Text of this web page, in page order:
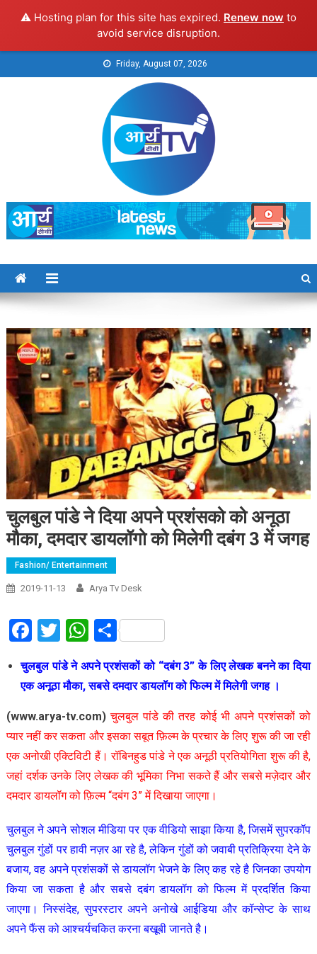
⚠️ Hosting plan for this site has expired. Renew now to
avoid service disruption.
to
Friday, August 07, 2026
Arya TV
चुलबुल पांडे ने दिया अपने प्रशंसको को अनूठा
मौका, दमदार डायलॉगो को मिलेगी दबंग 3 में जगह
Fashion/ Entertainment
2019-11-13 Arya Tv Desk
Facebook
Twitter
WhatsApp
Share
चुलबुल पांडे ने अपने प्रशंसकों को “दबंग 3” के लिए लेखक बनने का दिया
एक अनूठा मौका, सबसे दमदार डायलॉग को फिल्म में मिलेगी जगह ।
(www.arya-tv.com)चुलबुल पांडे की तरह कोई भी अपने प्रशंसकों को
प्यार नहीं कर सकता और इसका सबूत फ़िल्म के प्रचार के लिए शुरू की जा रही
एक अनोखी एक्टिविटी हैं। रॉबिनहुड पांडे ने एक अनूठी प्रतियोगिता शुरू की है,
जहां दर्शक उनके लिए लेखक की भूमिका निभा सकते हैं और सबसे मज़ेदार और
दमदार डायलॉग को फ़िल्म “दबंग 3” में दिखाया जाएगा।
चुलबुल ने अपने सोशल मीडिया पर एक वीडियो साझा किया है, जिसमें सुपरकॉप
चुलबुल गुंडों पर हावी नज़र आ रहे है, लेकिन गुंडों को जवाबी प्रतिक्रिया देने के
बजाय, वह अपने प्रशंसकों से डायलॉग भेजने के लिए कह रहे है जिनका उपयोग
किया जा सकता है और सबसे दबंग डायलॉग को फिल्म में प्रदर्शित किया
जाएगा। निस्संदेह, सुपरस्टार अपने अनोखे आईडिया और कॉन्सेप्ट के साथ
अपने फैंस को आश्चर्यचकित करना बखूबी जानते है।